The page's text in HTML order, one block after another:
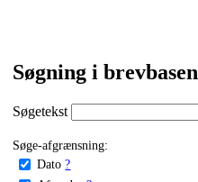
Søgning i brevbasen
Søgetekst
Søge-afgrænsning:
Dato ?